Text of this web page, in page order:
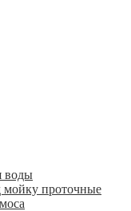
воды
проточные